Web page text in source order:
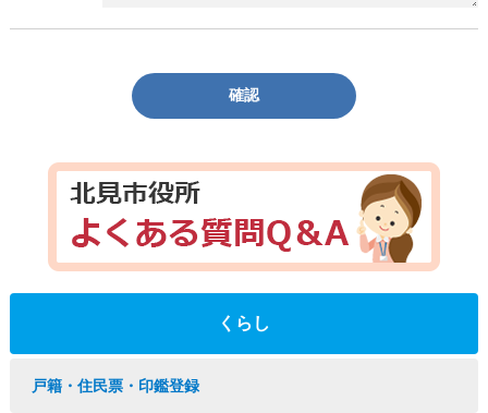
確認
くらし
戸籍・住民票・印鑑登録